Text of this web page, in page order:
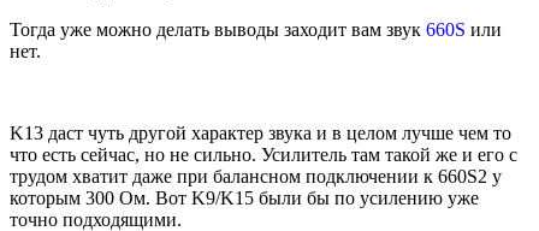
Тогда уже можно делать выводы заходит вам звук 660S или
нет.
K13 даст чуть другой характер звука и в целом лучше чем то
что есть сейчас, но не сильно. Усилитель там такой же и его с
трудом хватит даже при балансном подключении к 660S2 у
которым 300 Ом. Вот K9/K15 были бы по усилению уже
точно подходящими.